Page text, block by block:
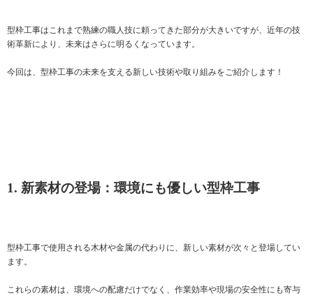
型枠工事はこれまで熟練の職人技に頼ってきた部分が大きいですが、近年の技
術革新により、未来はさらに明るくなっています。
今回は、型枠工事の未来を支える新しい技術や取り組みをご紹介します！
1. 新素材の登場：環境にも優しい型枠工事
型枠工事で使用される木材や金属の代わりに、新しい素材が次々と登場してい
ます。
これらの素材は、環境への配慮だけでなく、作業効率や現場の安全性にも寄与